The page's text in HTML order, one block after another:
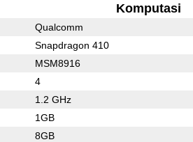
Komputasi
Qualcomm
Snapdragon 410
MSM8916
4
1.2 GHz
1GB
8GB